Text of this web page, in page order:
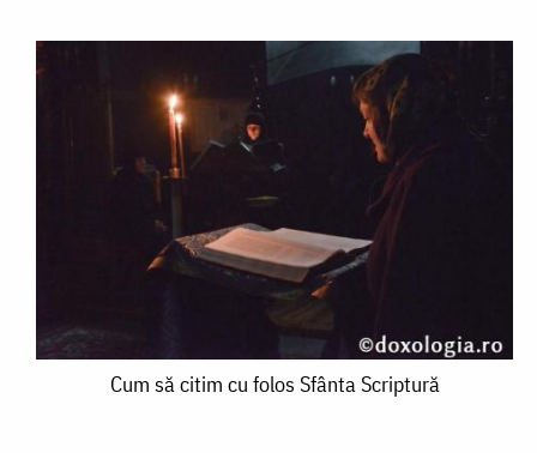
Cum să citim cu folos Sfânta Scriptură